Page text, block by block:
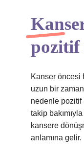
pozitif
Kanser öncesi
uzun bir
nedenle pozitif
takip
kansere
anlamına gelir.